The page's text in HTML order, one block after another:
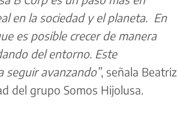
en la sociedad y el planeta. En
es posible crecer de manera
del entorno. Este
seguir avanzando”, señala Beatriz
del grupo Somos Hijolusa.